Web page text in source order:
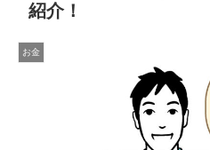
紹介！
お金